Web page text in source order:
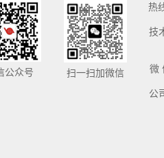
公众号 扫一扫加微信
技
热
公
微